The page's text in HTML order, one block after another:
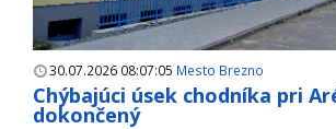
30.07.2026 08:07:05 Mesto Brezno
Chýbajúci úsek chodníka pri
dokončený